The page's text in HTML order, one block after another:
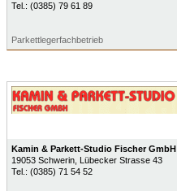
Tel.: (0385) 79 61 89
Parkettlegerfachbetrieb
Kamin & Parkett-Studio Fischer GmbH
19053 Schwerin, Lübecker Strasse 43
Tel.: (0385) 71 54 52